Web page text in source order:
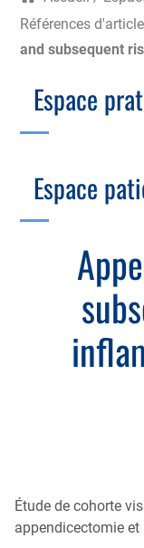
Références
and subsequent
Étude de cohorte
appendicectomie et
Espace
Échographie
Gastro-pédiatrie
Hépatologie
Commission MICI
Cotation des
Juridique
Plateau
Espace
Estomac
Nutrition
Colobox